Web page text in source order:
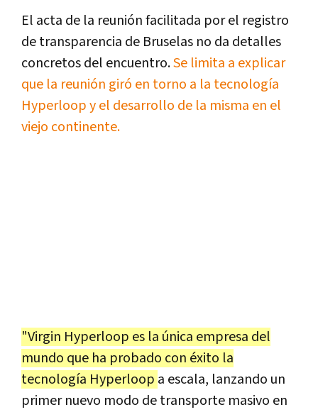
El acta de la reunión facilitada por el registro
de transparencia de Bruselas no da detalles
concretos del encuentro.Se limita a explicar
que la reunión giró en torno a la tecnología
Hyperloop y el desarrollo de la misma en el
viejo continente.
"Virgin Hyperloop es la única empresa del
mundo que ha probado con éxito la
tecnología Hyperloop a escala, lanzando un
primer nuevo modo de transporte masivo en